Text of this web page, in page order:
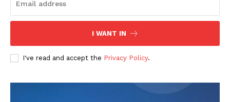
I WANT IN
I've read and accept the Privacy Policy.